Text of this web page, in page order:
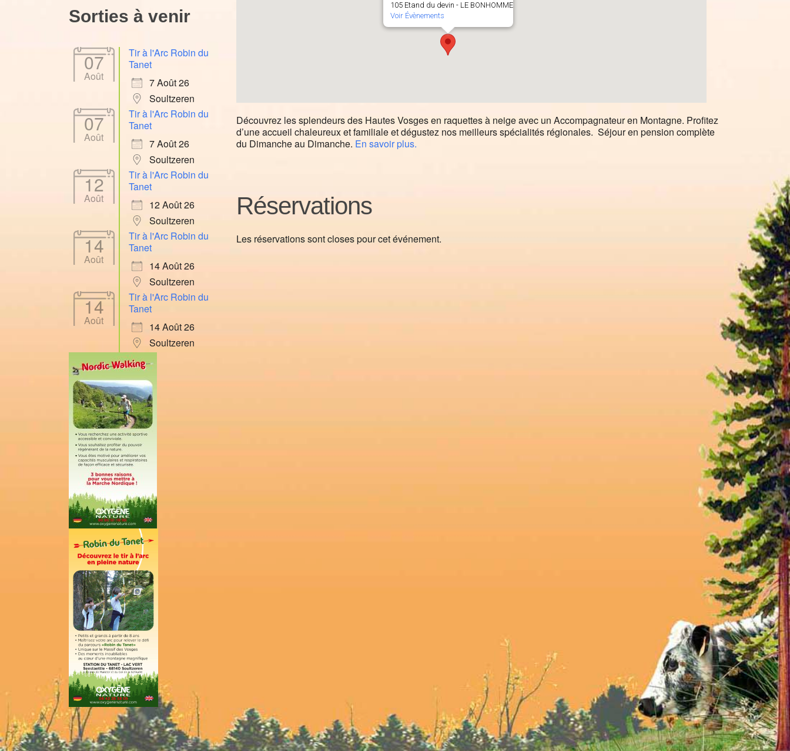
105 Etand du devin - LE BONHOMME
Voir Évènements
Découvrez les splendeurs des Hautes Vosges en raquettes à neige avec un Accompagnateur en Montagne. Profitez
d’une accueil chaleureux et familiale et dégustez nos meilleurs spécialités régionales. Séjour en pension complète
du Dimanche au Dimanche. En savoir plus.
Réservations
Les réservations sont closes pour cet événement.
Sorties à venir
07
Août
Tir à l'Arc Robin du
Tanet
7 Août 26
Soultzeren
07
Août
Tir à l'Arc Robin du
Tanet
7 Août 26
Soultzeren
12
Août
Tir à l'Arc Robin du
Tanet
12 Août 26
Soultzeren
14
Août
Tir à l'Arc Robin du
Tanet
14 Août 26
Soultzeren
14
Août
Tir à l'Arc Robin du
Tanet
14 Août 26
Soultzeren